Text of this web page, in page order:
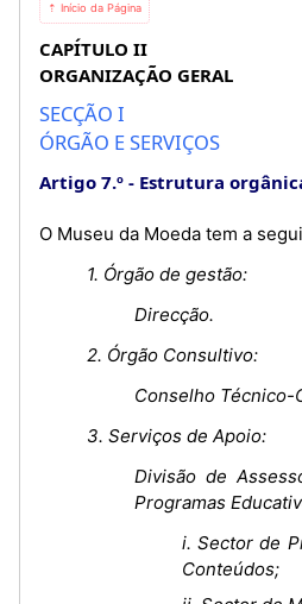
⇡ Início da Página
CAPÍTULO II
ORGANIZAÇÃO GERAL
SECÇÃO I
ÓRGÃO E SERVIÇOS
Artigo 7.º Estrutura
O Museu da Moeda tem a
1. Órgão de gestão:
Direcção.
2. Órgão Consultivo:
Conselho Técnico-
3. Serviços de Apoio:
Divisão de
Programas
i. Sector de
Conteúdos;